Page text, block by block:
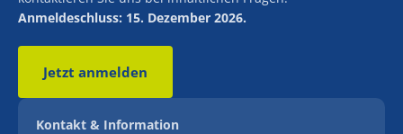
Anmeldeschluss: 15. Dezember 2026.
Jetzt anmelden
Kontakt & Information